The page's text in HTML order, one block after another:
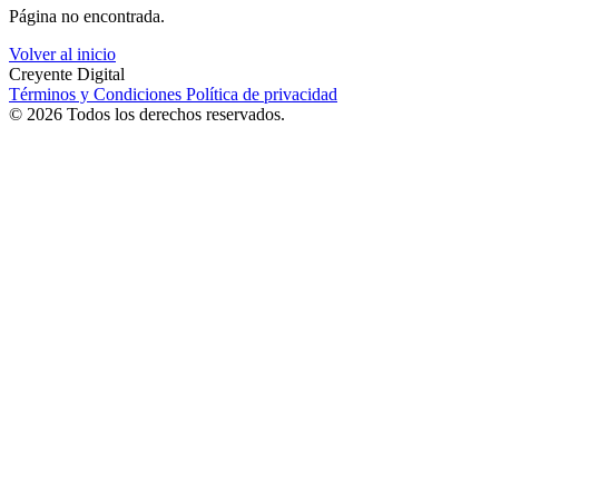
Página no encontrada.
Volver al inicio
Creyente Digital
Términos y Condiciones Política de privacidad
© 2026 Todos los derechos reservados.